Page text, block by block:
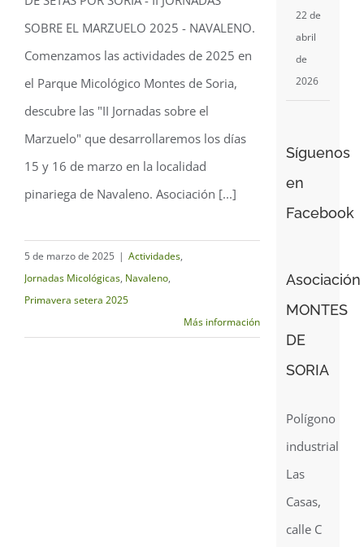
SOBRE EL MARZUELO 2025 - NAVALENO.
Comenzamos las actividades de 2025 en
el Parque Micológico Montes de Soria,
descubre las "II Jornadas sobre el
Marzuelo" que desarrollaremos los días
15 y 16 de marzo en la localidad
pinariega de Navaleno. Asociación [...]
5 de marzo de 2025 | Actividades,
Jornadas Micológicas, Navaleno,
Primavera setera 2025
Más información
22 de
abril
de
2026
Síguenos
en
Facebook
Asociación
MONTES
DE
SORIA
Polígono
industrial
Las
Casas,
calle C